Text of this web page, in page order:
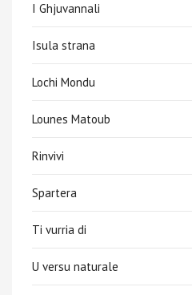
I Ghjuvannali
Isula strana
Lochi Mondu
Lounes Matoub
Rinvivi
Spartera
Ti vurria di
U versu naturale